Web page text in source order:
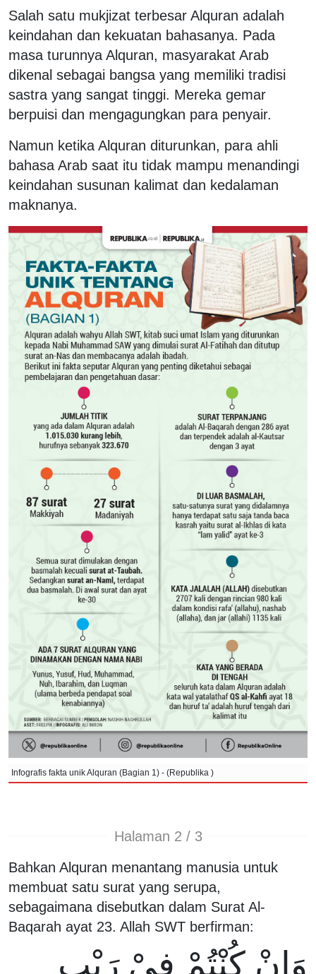
Salah satu mukjizat terbesar Alquran adalah
keindahan dan kekuatan bahasanya. Pada
masa turunnya Alquran, masyarakat Arab
dikenal sebagai bangsa yang memiliki tradisi
sastra yang sangat tinggi. Mereka gemar
berpuisi dan mengagungkan para penyair.
Namun ketika Alquran diturunkan, para ahli
bahasa Arab saat itu tidak mampu menandingi
keindahan susunan kalimat dan kedalaman
maknanya.
Infografis fakta unik Alquran (Bagian 1) - (Republika )
Halaman 2 / 3
Bahkan Alquran menantang manusia untuk
membuat satu surat yang serupa,
sebagaimana disebutkan dalam Surat Al-
Baqarah ayat 23. Allah SWT berfirman:
وَاِنْ كُنْتُمْ فِيْ رَيْبٍ